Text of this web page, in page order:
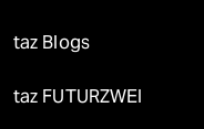
taz Blogs
taz FUTURZWEI